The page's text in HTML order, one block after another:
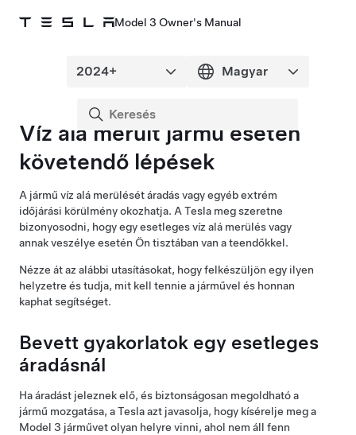
Model 3 Owner's Manual
Víz alá merült jármű esetén
követendő lépések
A jármű víz alá merülését áradás vagy egyéb extrém
időjárási körülmény okozhatja. A Tesla meg szeretne
bizonyosodni, hogy egy esetleges víz alá merülés vagy
annak veszélye esetén Ön tisztában van a teendőkkel.
Nézze át az alábbi utasításokat, hogy felkészüljön egy ilyen
helyzetre és tudja, mit kell tennie a járművel és honnan
kaphat segítséget.
Bevett gyakorlatok egy esetleges
áradásnál
Ha áradást jeleznek elő, és biztonságosan megoldható a
jármű mozgatása, a Tesla azt javasolja, hogy kísérelje meg a
Model 3 járművet olyan helyre vinni, ahol nem áll fenn